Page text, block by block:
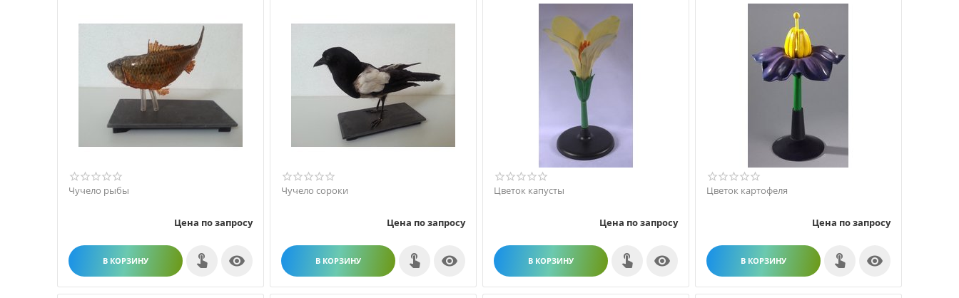
Чучело рыбы
Цена по запросу
В КОРЗИНУ 
Чучело сороки
Цена по запросу
В КОРЗИНУ 
Цветок капусты
Цена по запросу
В КОРЗИНУ 
Цветок картофеля
Цена по запросу
В КОРЗИНУ 